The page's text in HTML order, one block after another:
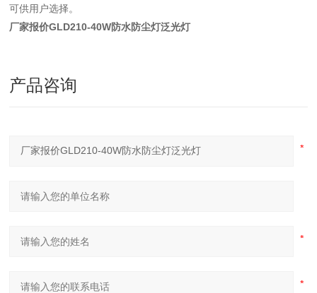
可供用户选择。
厂家报价GLD210-40W防水防尘灯泛光灯
产品咨询